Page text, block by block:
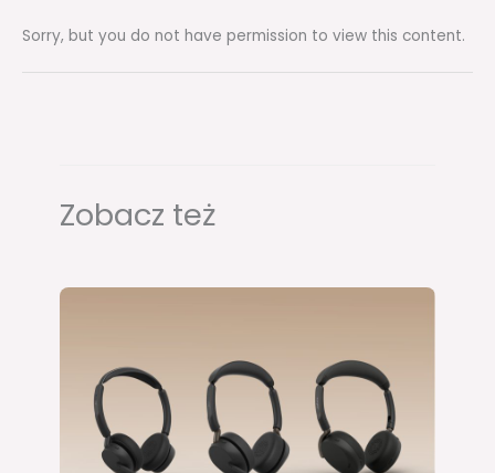
Sorry, but you do not have permission to view this content.
Zobacz też